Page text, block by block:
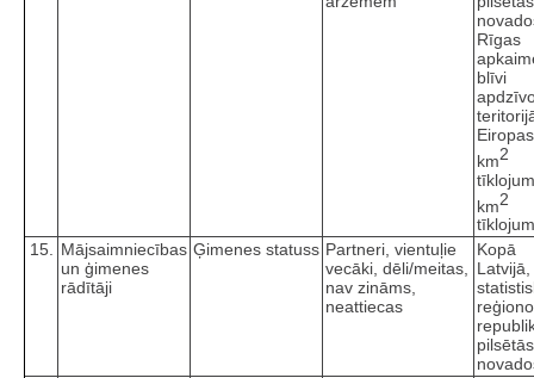
Rīgas
blīvi
km2
km2
15.
Mājsaimniecības
un ģimenes
rādītāji
Ģimenes statuss Partneri, vientuļie
vecāki, dēli/meitas,
nav zināms,
neattiecas
Kopā
Latvijā,